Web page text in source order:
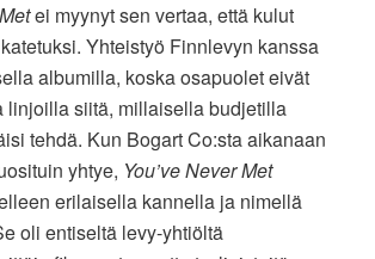
ei myynyt sen vertaa, että kulut
Yhteistyö Finnlevyn kanssa
albumilla, koska osapuolet eivät
linjoilla siitä, millaisella budjetilla
tehdä. Kun Bogart Co:sta aikanaan
yhtye, You’ve Never Met
erilaisella kannella ja nimellä
oli entiseltä levy-yhtiöltä